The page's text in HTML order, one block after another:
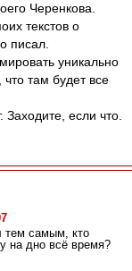
Черенкова.
текстов о
писал.
уникально
там будет все
Заходите, если что.
тем самым, кто
на дно всё время?